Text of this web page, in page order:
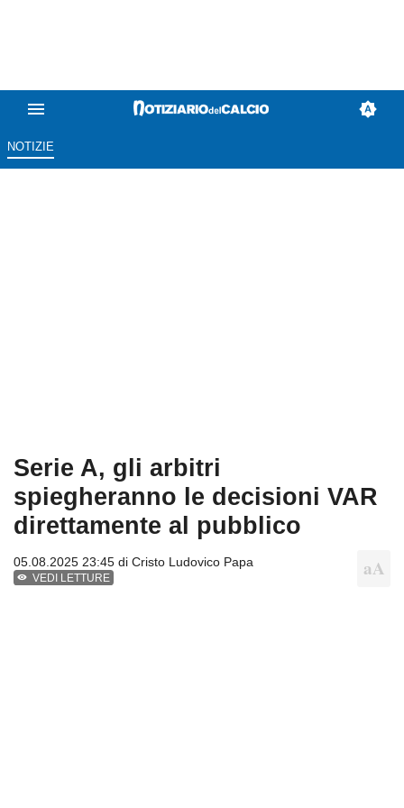
NOTIZIE
Serie A, gli arbitri
spiegheranno le decisioni VAR
direttamente al pubblico
05.08.2025 23:45 di Cristo Ludovico Papa
VEDI LETTURE